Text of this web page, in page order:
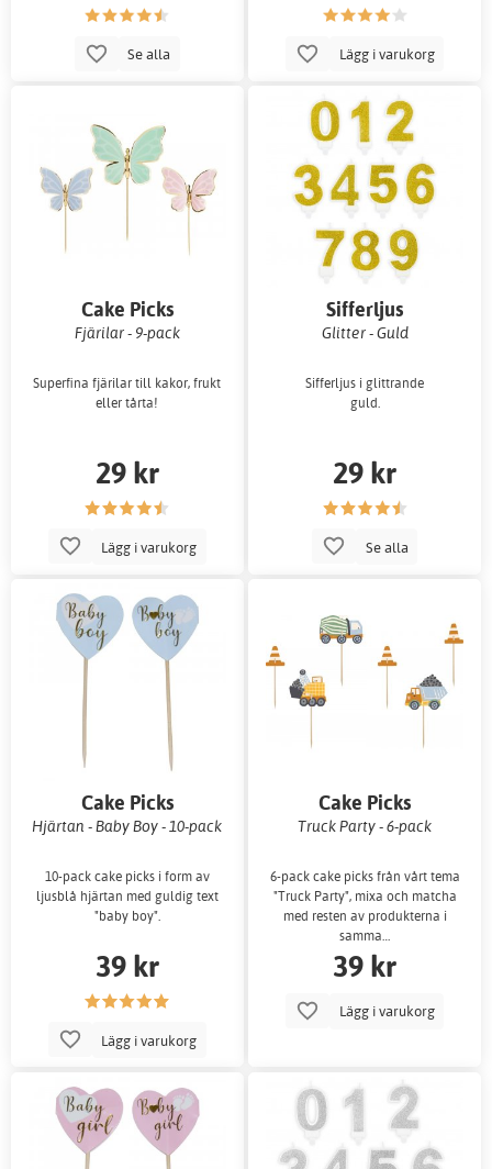
Se alla Lägg i varukorg
Cake Picks
Fjärilar - 9-pack
Superfina fjärilar till kakor, frukt
eller tårta!
29 kr
Lägg i varukorg
Sifferljus
Glitter - Guld
Sifferljus i glittrande
guld.
29 kr
Se alla
Cake Picks
Hjärtan - Baby Boy - 10-pack
10-pack cake picks i form av
ljusblå hjärtan med guldig text
"baby boy".
39 kr
Lägg i varukorg
Cake Picks
Truck Party - 6-pack
6-pack cake picks från vårt tema
"Truck Party", mixa och matcha
med resten av produkterna i
samma…
39 kr
Lägg i varukorg